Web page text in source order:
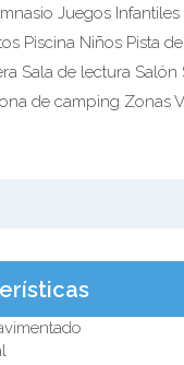
Juegos
Piscina Niños Pista
Sala de lectura Salón
de camping Zonas